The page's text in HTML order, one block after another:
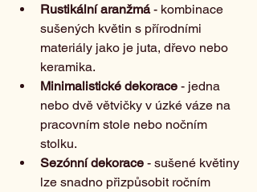
Rustikální aranžmá - kombinace
sušených květin s přírodními
materiály jako je juta, dřevo nebo
keramika.
Minimalistické dekorace - jedna
nebo dvě větvičky v úzké váze na
pracovním stole nebo nočním
stolku.
Sezónní dekorace - sušené květiny
lze snadno přizpůsobit ročním